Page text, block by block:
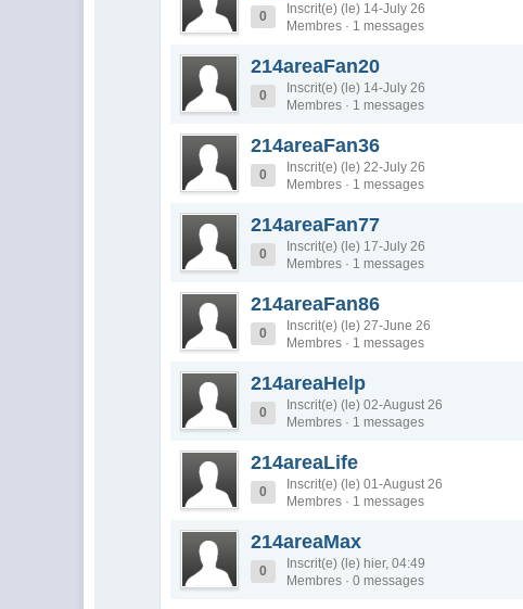
0
Inscrit(e) (le) 14-July 26
Membres · 1 messages
214areaFan20
0
Inscrit(e) (le) 14-July 26
Membres · 1 messages
214areaFan36
0
Inscrit(e) (le) 22-July 26
Membres · 1 messages
214areaFan77
0
Inscrit(e) (le) 17-July 26
Membres · 1 messages
214areaFan86
0
Inscrit(e) (le) 27-June 26
Membres · 1 messages
214areaHelp
0
Inscrit(e) (le) 02-August 26
Membres · 1 messages
214areaLife
0
Inscrit(e) (le) 01-August 26
Membres · 1 messages
214areaMax
0
Inscrit(e) (le) hier, 04:49
Membres · 0 messages